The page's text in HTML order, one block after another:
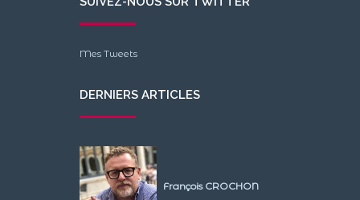
Mes Tweets
DERNIERS ARTICLES
François CROCHON